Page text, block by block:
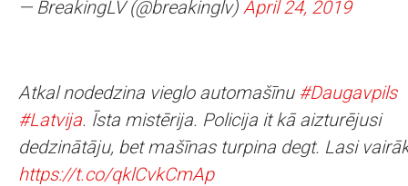
— BreakingLV (@breakinglv) April 24, 2019
Atkal nodedzina vieglo automašīnu #Daugavpils
#Latvija. Īsta mistērija. Policija it kā aizturējusi
dedzinātāju, bet mašīnas turpina degt. Lasi
https://t.co/qklCvkCmAp